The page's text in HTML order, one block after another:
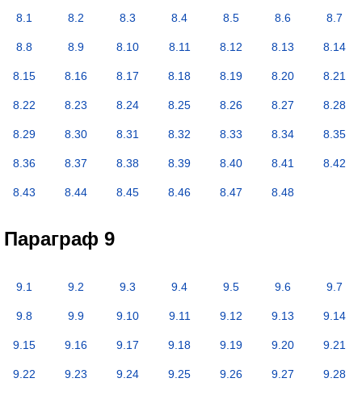
8.1 8.2 8.3 8.4 8.5 8.6 8.7
8.8 8.9 8.10 8.11 8.12 8.13 8.14
8.15 8.16 8.17 8.18 8.19 8.20 8.21
8.22 8.23 8.24 8.25 8.26 8.27 8.28
8.29 8.30 8.31 8.32 8.33 8.34 8.35
8.36 8.37 8.38 8.39 8.40 8.41 8.42
8.43 8.44 8.45 8.46 8.47 8.48
Параграф 9
9.1 9.2 9.3 9.4 9.5 9.6 9.7
9.8 9.9 9.10 9.11 9.12 9.13 9.14
9.15 9.16 9.17 9.18 9.19 9.20 9.21
9.22 9.23 9.24 9.25 9.26 9.27 9.28